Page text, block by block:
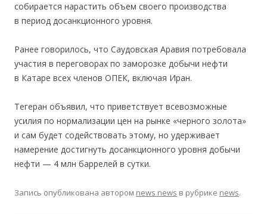
собирается нарастить объем своего производства
в период досанкционного уровня.
Ранее говорилось, что Саудовская Аравия потребовала
участия в переговорах по заморозке добычи нефти
в Катаре всех членов ОПЕК, включая Иран.
Тегеран объявил, что приветствует всевозможные
усилия по нормализации цен на рынке «черного золота»
и сам будет содействовать этому, но удерживает
намерение достигнуть досанкционного уровня добычи
нефти — 4 млн баррелей в сутки.
Запись опубликована автором news news в рубрике news.